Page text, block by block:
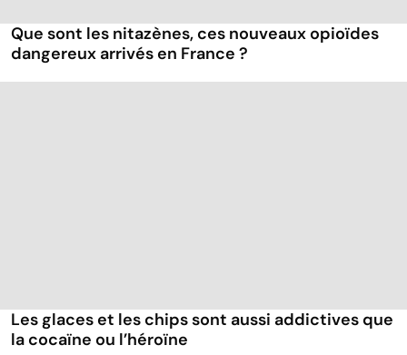
Que sont les nitazènes, ces nouveaux opioïdes
dangereux arrivés en France ?
Les glaces et les chips sont aussi addictives que
la cocaïne ou l’héroïne